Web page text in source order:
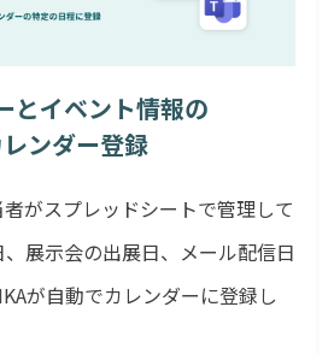
とイベント情報の
ンダー登録
がスプレッドシートで管理して
展示会の出展日、メール配信日
が自動でカレンダーに登録し